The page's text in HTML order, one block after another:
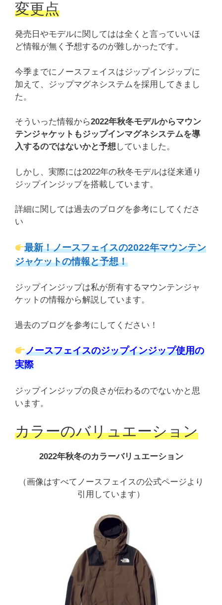
変更点
発売日やモデルに関してはは全くと言っていいほ
ど情報が無く予想するのが難しかったです。
今季までにノースフェイスはジップインジップに
加えて、ジップマグネシステムを採用してきまし
た。
そういった情報から2022年秋冬モデルからマウン
テンジャケットもジップインマグネシステムを導
入するのではないかと予想していました。
しかし、実際には2022年の秋冬モデルは従来通り
ジップインジップを搭載しています。
詳細に関しては過去のブログを参考にしてくださ
い
最新！ノースフェイスの2022年マウンテン
ジャケットの情報と予想！
ジップインジップは私が所有するマウンテンジャ
ケットの情報から解説しています。
過去のブログを参考にしてください！
ノースフェイスのジップインジップ使用の
実際
ジップインジップの良さが伝わるのでないかと思
います。
カラーのバリュエーション
2022年秋冬のカラーバリュエーション
（画像はすべてノースフェイスの公式ページより
引用しています）